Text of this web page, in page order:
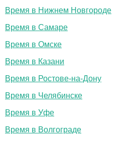
Время в Нижнем Новгороде
Время в Самаре
Время в Омске
Время в Казани
Время в Ростове-на-Дону
Время в Челябинске
Время в Уфе
Время в Волгограде